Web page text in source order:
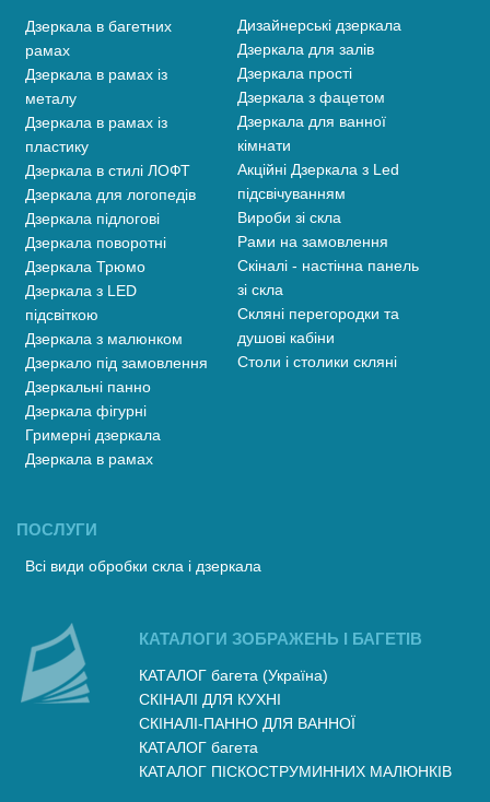
Дзеркала в багетних
рамах
Дзеркала в рамах із
металу
Дзеркала в рамах із
пластику
Дзеркала в стилі ЛОФТ
Дзеркала для логопедів
Дзеркала підлогові
Дзеркала поворотні
Дзеркала Трюмо
Дзеркала з LED
підсвіткою
Дзеркала з малюнком
Дзеркало під замовлення
Дзеркальні панно
Дзеркала фігурні
Гримерні дзеркала
Дзеркала в рамах
Дизайнерські дзеркала
Дзеркала для залів
Дзеркала прості
Дзеркала з фацетом
Дзеркала для ванної
кімнати
Акційні Дзеркала з Led
підсвічуванням
Вироби зі скла
Рами на замовлення
Скіналі - настінна панель
зі скла
Скляні перегородки та
душові кабіни
Столи і столики скляні
ПОСЛУГИ
Всі види обробки скла і дзеркала
КАТАЛОГИ ЗОБРАЖЕНЬ І БАГЕТІВ
КАТАЛОГ багета (Україна)
СКІНАЛІ ДЛЯ КУХНІ
СКІНАЛІ-ПАННО ДЛЯ ВАННОЇ
КАТАЛОГ багета
КАТАЛОГ ПІСКОСТРУМИННИХ МАЛЮНКІВ